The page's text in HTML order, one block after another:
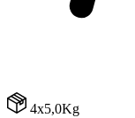
4x5,0Kg